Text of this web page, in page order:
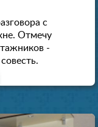
с
Отмечу
-